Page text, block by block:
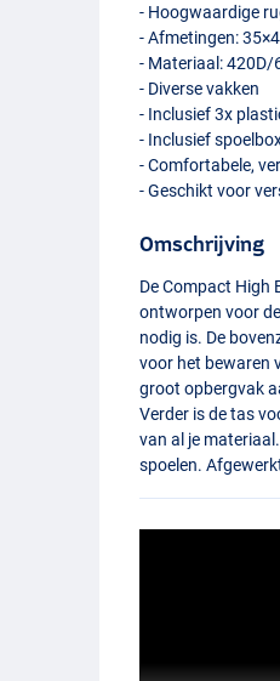
- Hoogwaardige
- Afmetingen:
- Materiaal: 420D/
- Diverse vakken
- Inclusief 3x
- Inclusief
- Comfortabele,
- Geschikt voor
Omschrijving
De Compact High
ontworpen voor
nodig is. De
voor het bewaren
groot opbergvak
Verder is de tas
van al je
spoelen.